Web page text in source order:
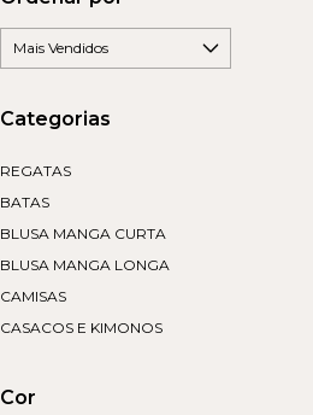
Categorias
REGATAS
BATAS
BLUSA MANGA CURTA
BLUSA MANGA LONGA
CAMISAS
CASACOS E KIMONOS
Cor